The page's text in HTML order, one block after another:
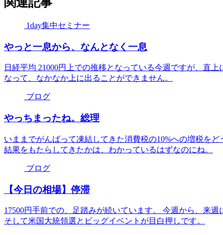
1day集中セミナー
やっと一息から、なんとなく一息
日経平均 21000円上での推移となっている今週ですが、直
なって、なかなか上に出ることができません。
ブログ
やっちまったね。総理
いままでがんばって凍結してきた消費税の10%への増税を
結果をもたらしてきたかは、わかっているはずなのにね。
ブログ
【今日の相場】停滞
17500円手前での、足踏みが続いています。 今週から、来
そして米国大統領選とビッグイベントが目白押しです。